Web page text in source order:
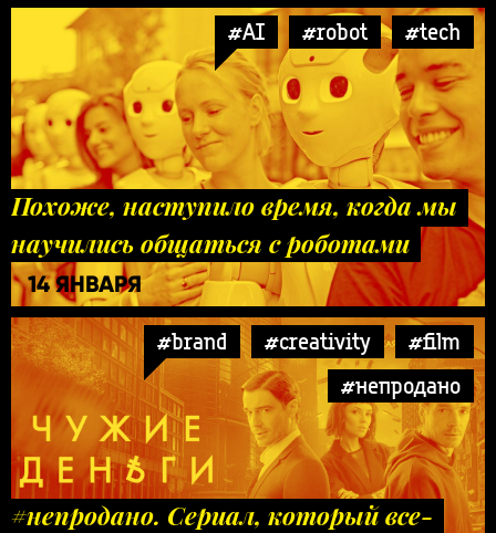
#AI #robot #tech
Похоже, наступило время, когда мы
научились общаться с роботами
14 ЯНВАРЯ
#brand #creativity
#film
#непродано
#непродано. Сериал, который все-